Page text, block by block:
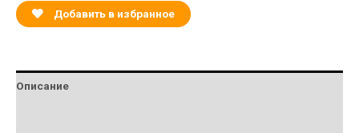
Добавить в избранное
Описание